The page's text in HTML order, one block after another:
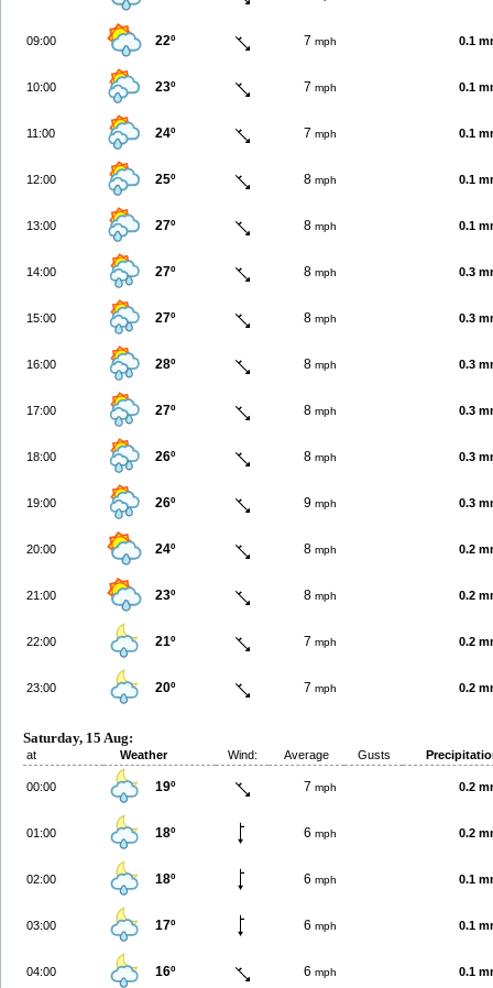
09:00 22º 7 mph 0.1
10:00 23º 7 mph 0.1
11:00 24º 7 mph 0.1
12:00 25º 8 mph 0.1
13:00 27º 8 mph 0.1
14:00 27º 8 mph 0.3
15:00 27º 8 mph 0.3
16:00 28º 8 mph 0.3
17:00 27º 8 mph 0.3
18:00 26º 8 mph 0.3
19:00 26º 9 mph 0.3
20:00 24º 8 mph 0.2
21:00 23º 8 mph 0.2
22:00 21º 7 mph 0.2
23:00 20º 7 mph 0.2
Saturday, 15 Aug:
at Weather Wind: Average Gusts
00:00 19º 7 mph 0.2
01:00 18º 6 mph 0.2
02:00 18º 6 mph 0.1
03:00 17º 6 mph 0.1
04:00 16º 6 mph 0.1